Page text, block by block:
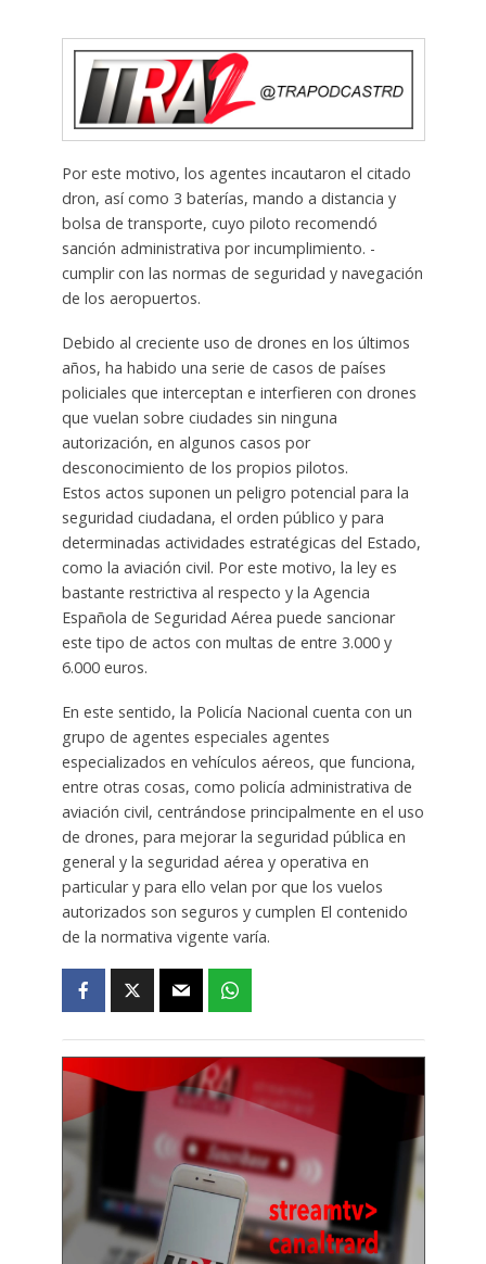
Por este motivo, los agentes incautaron el citado
dron, así como 3 baterías, mando a distancia y
bolsa de transporte, cuyo piloto recomendó
sanción administrativa por incumplimiento. -
cumplir con las normas de seguridad y navegación
de los aeropuertos.
Debido al creciente uso de drones en los últimos
años, ha habido una serie de casos de países
policiales que interceptan e interfieren con drones
que vuelan sobre ciudades sin ninguna
autorización, en algunos casos por
desconocimiento de los propios pilotos.
Estos actos suponen un peligro potencial para la
seguridad ciudadana, el orden público y para
determinadas actividades estratégicas del Estado,
como la aviación civil. Por este motivo, la ley es
bastante restrictiva al respecto y la Agencia
Española de Seguridad Aérea puede sancionar
este tipo de actos con multas de entre 3.000 y
6.000 euros.
En este sentido, la Policía Nacional cuenta con un
grupo de agentes especiales agentes
especializados en vehículos aéreos, que funciona,
entre otras cosas, como policía administrativa de
aviación civil, centrándose principalmente en el uso
de drones, para mejorar la seguridad pública en
general y la seguridad aérea y operativa en
particular y para ello velan por que los vuelos
autorizados son seguros y cumplen El contenido
de la normativa vigente varía.